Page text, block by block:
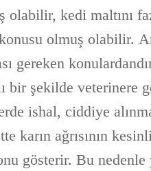
kedi maltını
olmuş olabilir.
gereken
bir şekilde veterinere
ishal, ciddiye
karın ağrısının
gösterir. Bu nedenle